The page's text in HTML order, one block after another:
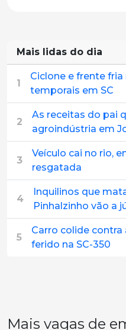
Mais lidas do dia
1
Ciclone e frente
temporais em SC
2
As receitas do pai
agroindústria em
3
Veículo cai no rio,
resgatada
4
Inquilinos que
Pinhalzinho vão a
5
Carro colide
ferido na SC-350
Mais vagas de